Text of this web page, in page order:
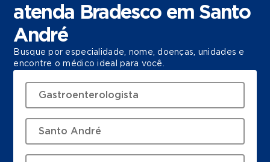
atenda Bradesco em Santo
André
Busque por especialidade, nome, doenças, unidades e
encontre o médico ideal para você.